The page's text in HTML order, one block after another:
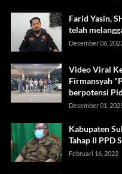
Farid Yasin,
telah
Desember 06,
Video Viral
Firmansyah
berpotensi
Desember 01,
Kabupaten
Tahap II PPD
Februari 16, 2022